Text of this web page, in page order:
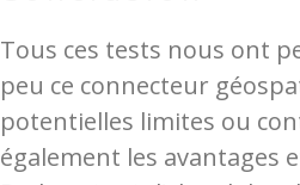
Tous ces tests nous ont
peu ce connecteur
potentielles limites ou
également les avantages